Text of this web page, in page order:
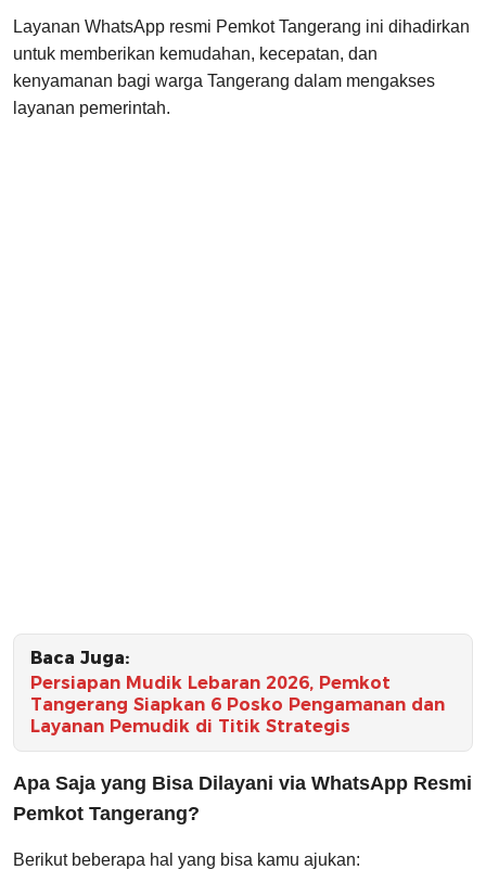
Layanan WhatsApp resmi Pemkot Tangerang ini dihadirkan
untuk memberikan kemudahan, kecepatan, dan
kenyamanan bagi warga Tangerang dalam mengakses
layanan pemerintah.
Baca Juga:
Persiapan Mudik Lebaran 2026, Pemkot
Tangerang Siapkan 6 Posko Pengamanan dan
Layanan Pemudik di Titik Strategis
Apa Saja yang Bisa Dilayani via WhatsApp Resmi
Pemkot Tangerang?
Berikut beberapa hal yang bisa kamu ajukan: